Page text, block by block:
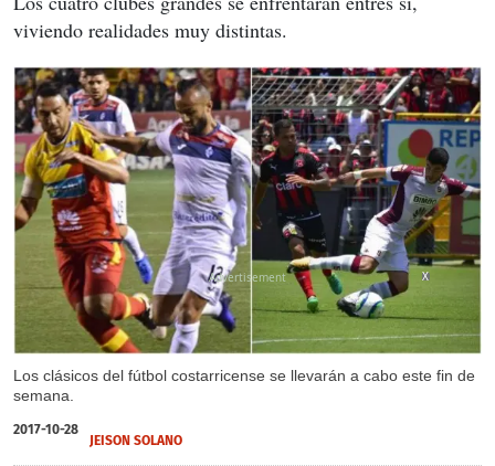
viviendo realidades muy distintas.
Los clásicos del fútbol costarricense se llevarán a cabo este fin de
semana.
X
2017-10-28
JEISON SOLANO